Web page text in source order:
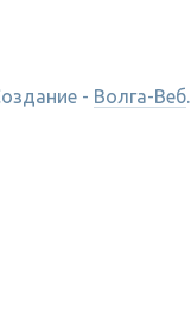
- Волга-Веб.